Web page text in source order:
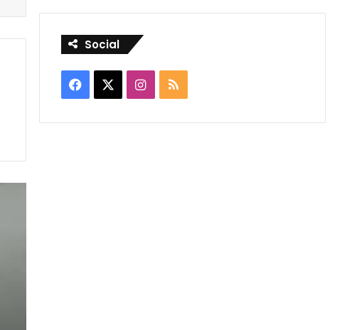
Social
Facebook Instagram
RSS